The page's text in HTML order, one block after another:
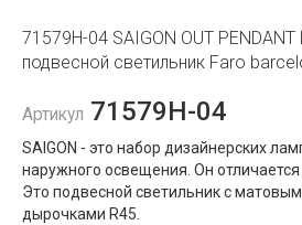
71579H-04 SAIGON OUT PENDANT
подвесной светильник Faro
Артикул 71579H-04
SAIGON - это набор дизайнерских
наружного освещения. Он отличается
Это подвесной светильник с
дырочками R45.